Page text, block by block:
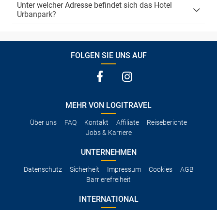
Unter welcher Adresse befindet sich das Hotel
Urbanpark?
FOLGEN SIE UNS AUF
MEHR VON LOGITRAVEL
Über uns FAQ Kontakt Affiliate
Reiseberichte
Jobs & Karriere
UNTERNEHMEN
Datenschutz Sicherheit Impressum Cookies
AGB
Barrierefreiheit
INTERNATIONAL